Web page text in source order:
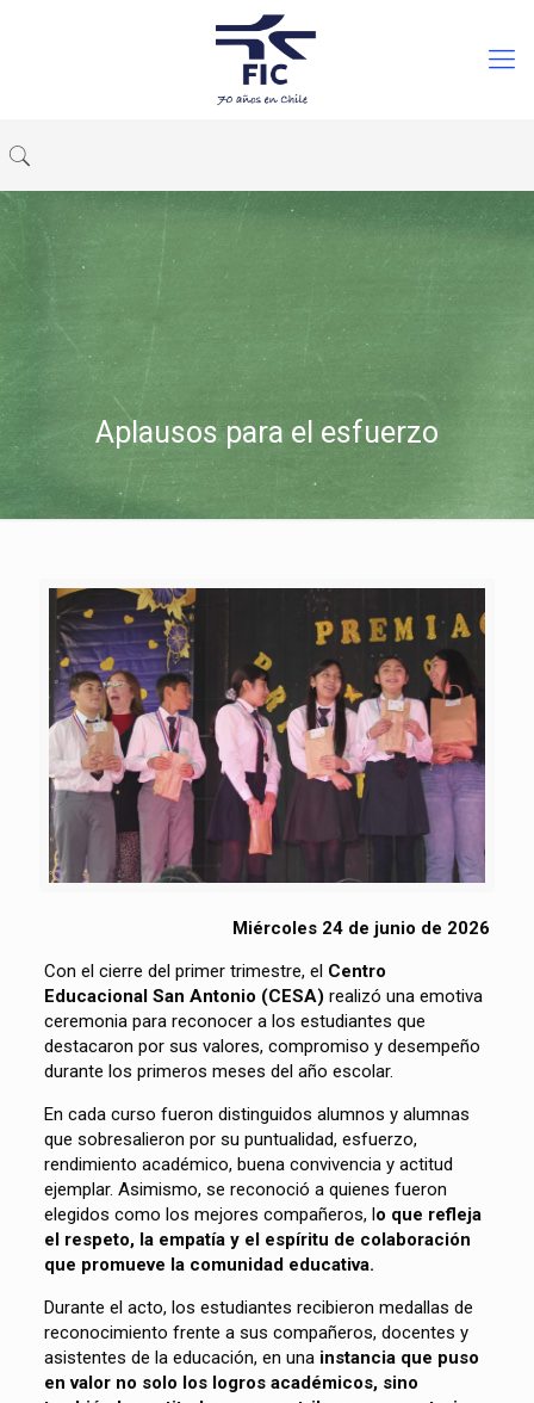
Aplausos para el esfuerzo
Miércoles 24 de junio de 2026
Con el cierre del primer trimestre, el Centro
Educacional San Antonio (CESA) realizó una emotiva
ceremonia para reconocer a los estudiantes que
destacaron por sus valores, compromiso y desempeño
durante los primeros meses del año escolar.
En cada curso fueron distinguidos alumnos y alumnas
que sobresalieron por su puntualidad, esfuerzo,
rendimiento académico, buena convivencia y actitud
ejemplar. Asimismo, se reconoció a quienes fueron
elegidos como los mejores compañeros, lo que refleja
el respeto, la empatía y el espíritu de colaboración
que promueve la comunidad educativa.
Durante el acto, los estudiantes recibieron medallas de
reconocimiento frente a sus compañeros, docentes y
asistentes de la educación, en una instancia que puso
en valor no solo los logros académicos, sino